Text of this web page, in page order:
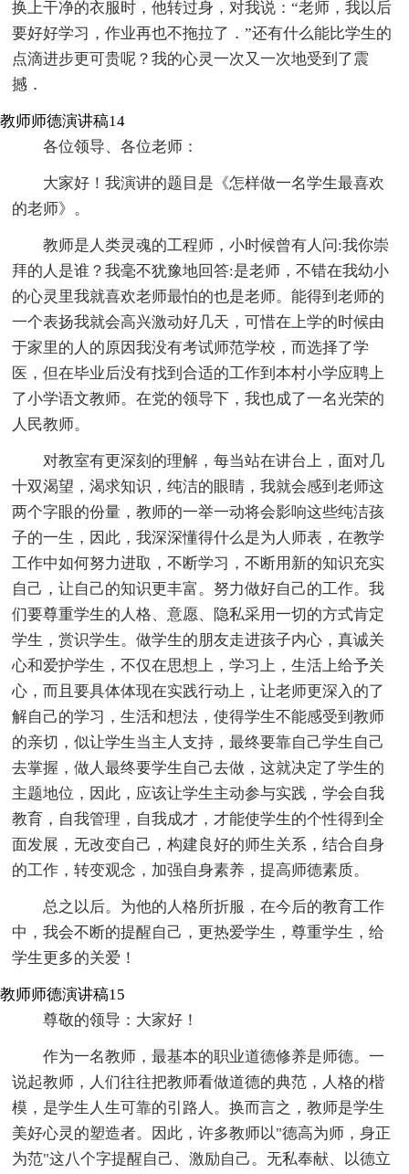
换上干净的衣服时，他转过身，对我说：“老师，我以后
要好好学习，作业再也不拖拉了．”还有什么能比学生的
点滴进步更可贵呢？我的心灵一次又一次地受到了震
撼．
教师师德演讲稿14
各位领导、各位老师：
大家好！我演讲的题目是《怎样做一名学生最喜欢
的老师》。
教师是人类灵魂的工程师，小时候曾有人问:我你崇
拜的人是谁？我毫不犹豫地回答:是老师，不错在我幼小
的心灵里我就喜欢老师最怕的也是老师。能得到老师的
一个表扬我就会高兴激动好几天，可惜在上学的时候由
于家里的人的原因我没有考试师范学校，而选择了学
医，但在毕业后没有找到合适的工作到本村小学应聘上
了小学语文教师。在党的领导下，我也成了一名光荣的
人民教师。
对教室有更深刻的理解，每当站在讲台上，面对几
十双渴望，渴求知识，纯洁的眼睛，我就会感到老师这
两个字眼的份量，教师的一举一动将会影响这些纯洁孩
子的一生，因此，我深深懂得什么是为人师表，在教学
工作中如何努力进取，不断学习，不断用新的知识充实
自己，让自己的知识更丰富。努力做好自己的工作。我
们要尊重学生的人格、意愿、隐私采用一切的方式肯定
学生，赏识学生。做学生的朋友走进孩子内心，真诚关
心和爱护学生，不仅在思想上，学习上，生活上给予关
心，而且要具体体现在实践行动上，让老师更深入的了
解自己的学习，生活和想法，使得学生不能感受到教师
的亲切，似让学生当主人支持，最终要靠自己学生自己
去掌握，做人最终要学生自己去做，这就决定了学生的
主题地位，因此，应该让学生主动参与实践，学会自我
教育，自我管理，自我成才，才能使学生的个性得到全
面发展，无改变自己，构建良好的师生关系，结合自身
的工作，转变观念，加强自身素养，提高师德素质。
总之以后。为他的人格所折服，在今后的教育工作
中，我会不断的提醒自己，更热爱学生，尊重学生，给
学生更多的关爱！
教师师德演讲稿15
尊敬的领导：大家好！
作为一名教师，最基本的职业道德修养是师德。一
说起教师，人们往往把教师看做道德的典范，人格的楷
模，是学生人生可靠的引路人。换而言之，教师是学生
美好心灵的塑造者。因此，许多教师以"德高为师，身正
为范"这八个字提醒自己、激励自己。无私奉献、以德立